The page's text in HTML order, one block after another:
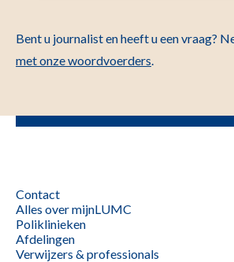
Bent u journalist en heeft u een vraag?
met onze woordvoerders.
Contact
Alles over mijnLUMC
Poliklinieken
Afdelingen
Verwijzers & professionals